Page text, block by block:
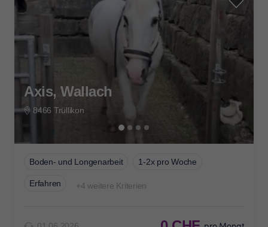
Axis, Wallach
8466 Trüllikon
Boden- und Longenarbeit 1-2x pro Woche
Erfahren +4 weitere Kriterien